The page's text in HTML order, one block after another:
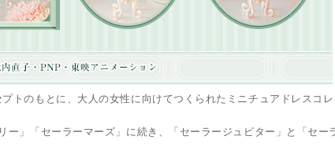
トのもとに、大人の女性に向けてつくられたミニチュアドレスコ
」「セーラーマーズ」に続き、「セーラージュピター」と「セー